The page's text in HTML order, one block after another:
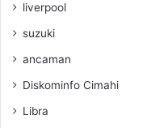
liverpool
suzuki
ancaman
Diskominfo Cimahi
Libra